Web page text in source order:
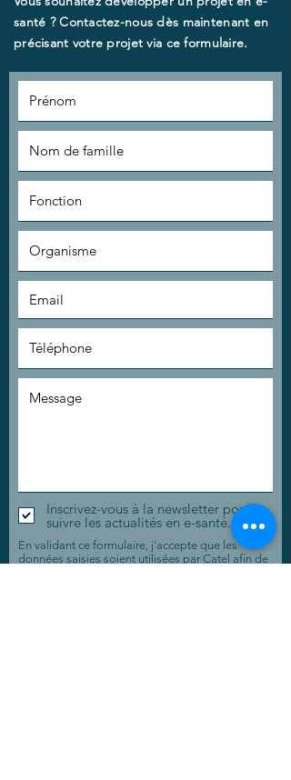
santé ? Contactez-nous dès maintenant en
précisant votre projet via ce formulaire.​
Inscrivez-vous à la newsletter pour
suivre les actualités en e-santé.
En validant ce formulaire, j'accepte que les
données saisies soient utilisées par Catel afin de